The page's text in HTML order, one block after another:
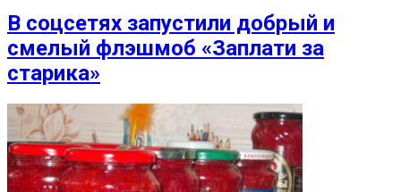
В соцсетях запустили добрый и
смелый флэшмоб «Заплати за
старика»